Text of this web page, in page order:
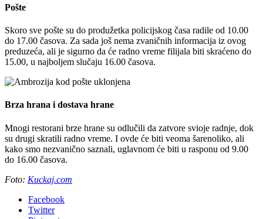
Pošte
Skoro sve pošte su do produžetka policijskog časa radile od 10.00
do 17.00 časova. Za sada još nema zvaničnih informacija iz ovog
preduzeća, ali je sigurno da će radno vreme filijala biti skraćeno do
15.00, u najboljem slučaju 16.00 časova.
Brza hrana i dostava hrane
Mnogi restorani brze hrane su odlučili da zatvore svioje radnje, dok
su drugi skratili radno vreme. I ovde će biti veoma šarenoliko, ali
kako smo nezvanično saznali, uglavnom će biti u rasponu od 9.00
do 16.00 časova.
Foto: Kuckaj.com
Facebook
Twitter